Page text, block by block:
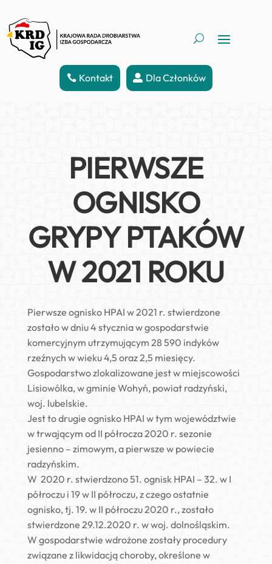
Kontakt Dla Członków
PIERWSZE
OGNISKO
GRYPY PTAKÓW
W 2021 ROKU
Pierwsze ognisko HPAI w 2021 r. stwierdzone
zostało w dniu 4 stycznia w gospodarstwie
komercyjnym utrzymującym 28 590 indyków
rzeźnych w wieku 4,5 oraz 2,5 miesięcy.
Gospodarstwo zlokalizowane jest w miejscowości
Lisiowólka, w gminie Wohyń, powiat radzyński,
woj. lubelskie.
Jest to drugie ognisko HPAI w tym województwie
w trwającym od II półrocza 2020 r. sezonie
jesienno – zimowym, a pierwsze w powiecie
radzyńskim.
W 2020 r. stwierdzono 51. ognisk HPAI – 32. w I
półroczu i 19 w II półroczu, z czego ostatnie
ognisko, tj. 19. w II półroczu 2020 r., zostało
stwierdzone 29.12.2020 r. w woj. dolnośląskim.
W gospodarstwie wdrożone zostały procedury
związane z likwidacją choroby, określone w